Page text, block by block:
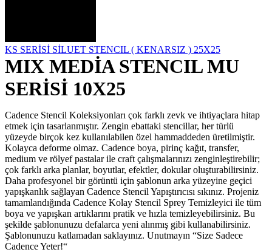
KS SERİSİ SİLUET STENCIL ( KENARSIZ ) 25X25
MIX MEDİA STENCIL MU
SERİSİ 10X25
Cadence Stencil Koleksiyonları çok farklı zevk ve ihtiyaçlara hitap
etmek için tasarlanmıştır. Zengin ebattaki stencillar, her türlü
yüzeyde birçok kez kullanılabilen özel hammaddeden üretilmiştir.
Kolayca deforme olmaz. Cadence boya, pirinç kağıt, transfer,
medium ve rölyef pastalar ile craft çalışmalarınızı zenginleştirebilir;
çok farklı arka planlar, boyutlar, efektler, dokular oluşturabilirsiniz.
Daha profesyonel bir görüntü için şablonun arka yüzeyine geçici
yapışkanlık sağlayan Cadence Stencil Yapıştırıcısı sıkınız. Projeniz
tamamlandığında Cadence Kolay Stencil Sprey Temizleyici ile tüm
boya ve yapışkan artıklarını pratik ve hızla temizleyebilirsiniz. Bu
şekilde şablonunuzu defalarca yeni alınmış gibi kullanabilirsiniz.
Şablonunuzu katlamadan saklayınız. Unutmayın “Size Sadece
Cadence Yeter!“